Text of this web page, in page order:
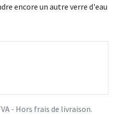
encore un autre verre d'eau
- Hors frais de livraison.